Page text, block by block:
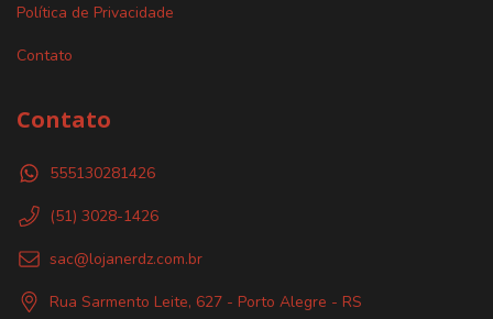
Política de Privacidade
Contato
Contato
555130281426
(51) 3028-1426
sac@lojanerdz.com.br
Rua Sarmento Leite, 627 - Porto Alegre - RS